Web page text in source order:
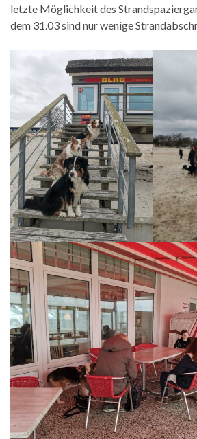
letzte Möglichkeit des
dem 31.03 sind nur wenige